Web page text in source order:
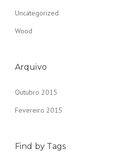
Uncategorized
Wood
Arquivo
Outubro 2015
Fevereiro 2015
Find by Tags